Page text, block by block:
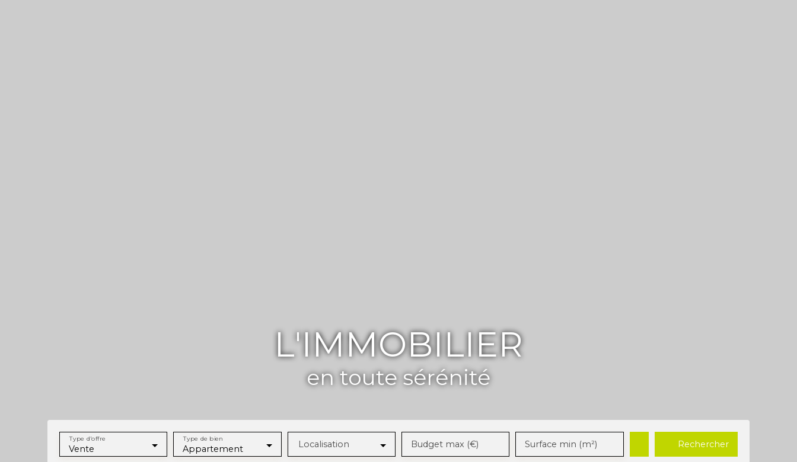
L'IMMOBILIER
en toute sérénité
Vente
Type d'offre
Appartement
Type de bien Localisation Budget max (€) Surface min (m²) Rechercher